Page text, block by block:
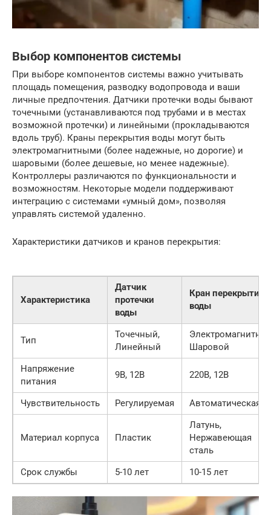
Выбор компонентов системы
При выборе компонентов системы важно учитывать
площадь помещения, разводку водопровода и ваши
личные предпочтения. Датчики протечки воды бывают
точечными (устанавливаются под трубами и в местах
возможной протечки) и линейными (прокладываются
вдоль труб). Краны перекрытия воды могут быть
электромагнитными (более надежные, но дорогие) и
шаровыми (более дешевые, но менее надежные).
Контроллеры различаются по функциональности и
возможностям. Некоторые модели поддерживают
интеграцию с системами «умный дом», позволяя
управлять системой удаленно.
Характеристики датчиков и кранов перекрытия:
Характеристика
Датчик
протечки
воды
Кран перекрытия
воды
Тип
Точечный,
Линейный
Шаровой
Напряжение
питания
9В, 12В 220В, 12В
Чувствительность Регулируемая Автоматическая
Материал корпуса Пластик
Латунь,
Нержавеющая
сталь
Срок службы
5-10 лет 10-15 лет